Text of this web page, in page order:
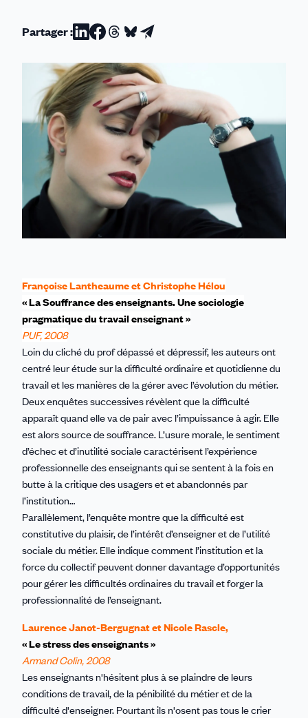
Partager :Partager
sur
Linkedin
Partager
sur
Facebook
Partager
sur
Threads
Partager
sur
Bluesky
Partager
par
email
Françoise Lantheaume et Christophe Hélou
« La Souffrance des enseignants. Une sociologie
pragmatique du travail enseignant »
PUF, 2008
Loin du cliché du prof dépassé et dépressif, les auteurs ont
centré leur étude sur la difficulté ordinaire et quotidienne du
travail et les manières de la gérer avec l’évolution du métier.
Deux enquêtes successives révèlent que la difficulté
apparaît quand elle va de pair avec l’impuissance à agir. Elle
est alors source de souffrance. L’usure morale, le sentiment
d’échec et d’inutilité sociale caractérisent l’expérience
professionnelle des enseignants qui se sentent à la fois en
butte à la critique des usagers et et abandonnés par
l’institution…
Parallèlement, l’enquête montre que la difficulté est
constitutive du plaisir, de l’intérêt d’enseigner et de l’utilité
sociale du métier. Elle indique comment l’institution et la
force du collectif peuvent donner davantage d’opportunités
pour gérer les difficultés ordinaires du travail et forger la
professionnalité de l’enseignant.
Laurence Janot-Bergugnat et Nicole Rascle,
« Le stress des enseignants »
Armand Colin, 2008
Les enseignants n'hésitent plus à se plaindre de leurs
conditions de travail, de la pénibilité du métier et de la
difficulté d'enseigner. Pourtant ils n'osent pas tous le crier